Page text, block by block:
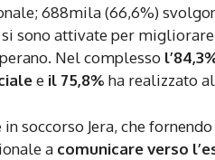
688mila (66,6%)
sono attivate per
Nel complesso
e il 75,8% ha realizzato
soccorso Jera, che fornendo
a comunicare verso